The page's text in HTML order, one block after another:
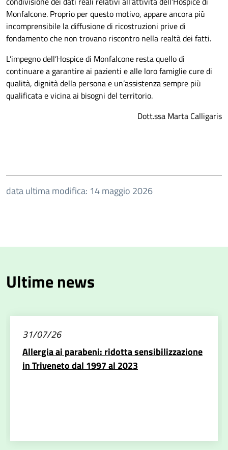
Monfalcone. Proprio per questo motivo, appare ancora più
incomprensibile la diffusione di ricostruzioni prive di
fondamento che non trovano riscontro nella realtà dei fatti.
L’impegno dell’Hospice di Monfalcone resta quello di
continuare a garantire ai pazienti e alle loro famiglie cure di
qualità, dignità della persona e un’assistenza sempre più
qualificata e vicina ai bisogni del territorio.
Dott.ssa Marta Calligaris
data ultima modifica: 14 maggio 2026
Ultime news
31/07/26
Allergia ai parabeni: ridotta sensibilizzazione
in Triveneto dal 1997 al 2023